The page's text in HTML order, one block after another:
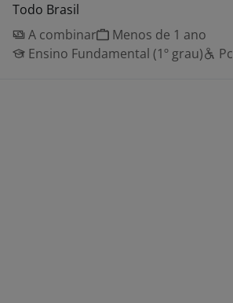
Todo Brasil
A combinar
Menos de 1 ano
Ensino Fundamental (1º grau)